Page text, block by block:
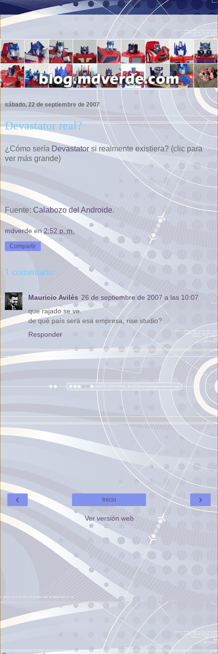
sábado, 22 de septiembre de 2007
Devastator real?
¿Cómo sería Devastator si realmente existiera? (clic para
ver más grande)
Fuente: Calabozo del Androide.
mdverde en2:52 p. m.
Compartir
1 comentario:
Mauricio Avilés 26 de septiembre de 2007 a las 10:07
que rajado se ve.
de qué país será esa empresa, rise studio?
Responder
‹ ›
Inicio
Ver versión web